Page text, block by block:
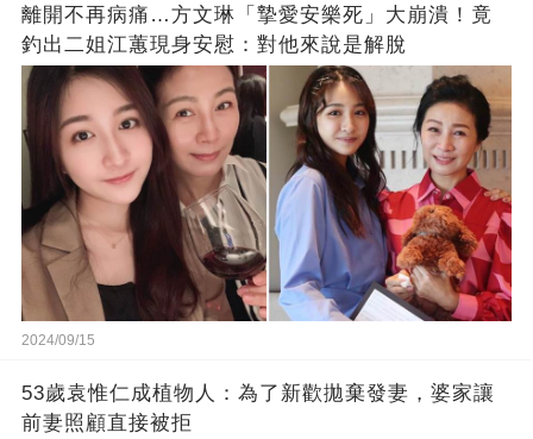
離開不再病痛…方文琳「摯愛安樂死」大崩潰！竟
釣出二姐江蕙現身安慰：對他來說是解脫
2024/09/15
53歲袁惟仁成植物人：為了新歡拋棄發妻，婆家讓
前妻照顧直接被拒